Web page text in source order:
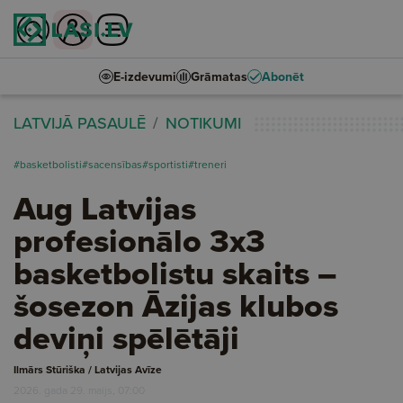
E-izdevumi Grāmatas Abonēt
LATVIJĀ PASAULĒ NOTIKUMI
#basketbolisti#sacensības#sportisti#treneri
Aug Latvijas
profesionālo 3x3
basketbolistu skaits –
šosezon Āzijas klubos
deviņi spēlētāji
Ilmārs Stūriška / Latvijas Avīze
2026. gada 29. maijs, 07:00